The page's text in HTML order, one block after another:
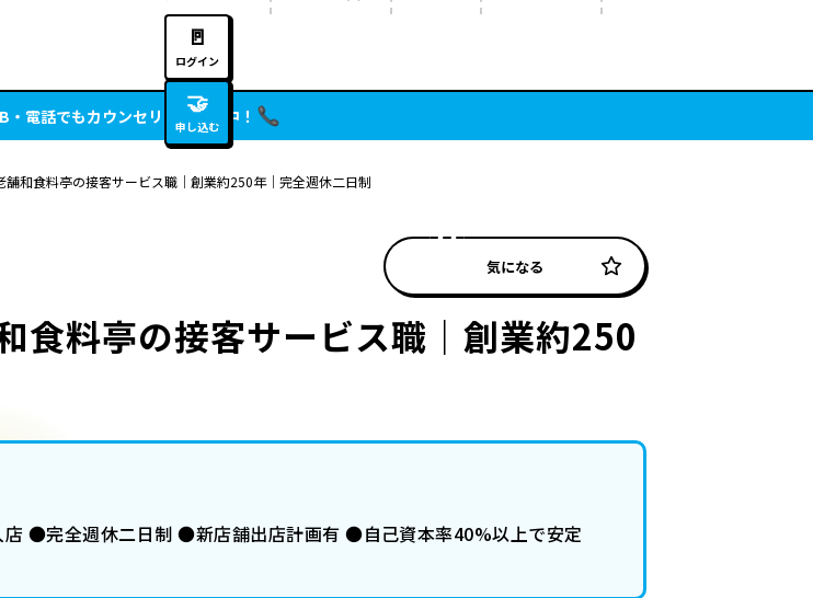
🚪
ログイン
🤝
申し込む
・電話でもカウンセリング実施中！
舗和食料亭の接客サービス職｜創業約250年｜完全週休二日制
気になる
食料亭の接客サービス職｜創業約250
●完全週休二日制 ●新店舗出店計画有 ●自己資本率40%以上で安定